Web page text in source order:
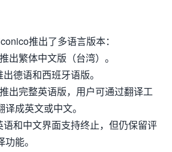
推出了多语言版本：
出繁体中文版（台湾）。
出德语和西班牙语版。
出完整英语版，用户可通过翻译工
成英文或中文。
语和中文界面支持终止，但仍保留评
能。